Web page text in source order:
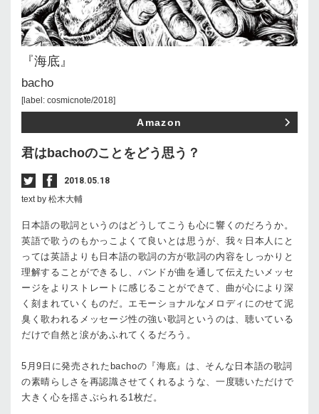
『海底』
bacho
[label: cosmicnote/2018]
Amazon
君はbachoのことをどう思う？
2018.05.18
text by 松木大輔
日本語の歌詞というのはどうしてこうも心に響くのだろうか。
英語で歌うのもかっこよくて良いとは思うが、我々日本人にと
っては英語よりも日本語の歌詞の方が歌詞の内容をしっかりと
理解することができるし、バンドが曲を通して伝えたいメッセ
ージをよりストレートに感じることができて、曲が心により深
く刻まれていくものだ。エモーショナルなメロディにのせて泥
臭く歌われるメッセージ性の強い歌詞というのは、聴いている
だけで自然と涙があふれてくるだろう。
5月9日に発売されたbachoの『海底』は、そんな日本語の歌詞
の素晴らしさを再認識させてくれるような、一度聴いただけで
大きく心を揺さぶられる1枚だ。